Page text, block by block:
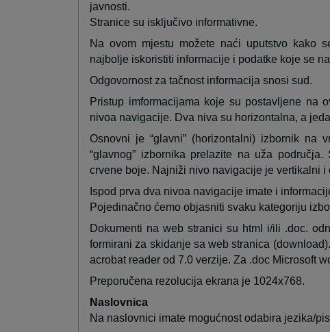
javnosti.
Stranice su isključivo informativne.
Na ovom mjestu možete naći uputstvo kako
najbolje iskoristiti informacije i podatke koje se
Odgovornost za tačnost informacija snosi sud.
Pristup imformacijama koje su postavljene na
nivoa navigacije. Dva niva su horizontalna, a
Osnovni je “glavni” (horizontalni) izbornik na
“glavnog” izbornika prelazite na uža
crvene boje. Najniži nivo navigacije je vertikalni i
Ispod prva dva nivoa navigacije imate i
Pojedinačno ćemo objasniti svaku kategoriju
Dokumenti na web stranici su html i/ili .doc.
formirani za skidanje sa web stranica
acrobat reader od 7.0 verzije. Za .doc Microsoft
Preporučena rezolucija ekrana je 1024x768.
Naslovnica
Na naslovnici imate mogućnost odabira jezika/